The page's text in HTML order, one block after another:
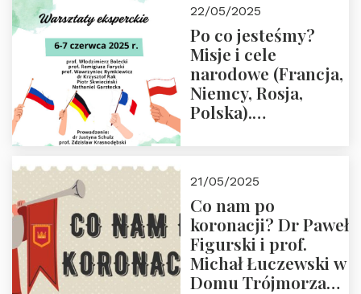
22/05/2025
Po co jesteśmy?
Misje i cele
narodowe (Francja,
Niemcy, Rosja,
Polska).
Zapraszamy do
zapisów.
21/05/2025
Co nam po
koronacji? Dr Paweł
Figurski i prof.
Michał Łuczewski w
Domu Trójmorza